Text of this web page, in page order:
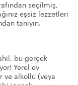
seçilmiş,
eşsiz lezzetleri
tanıyın.
bu gerçek
Yerel ev
ve alkollü (veya